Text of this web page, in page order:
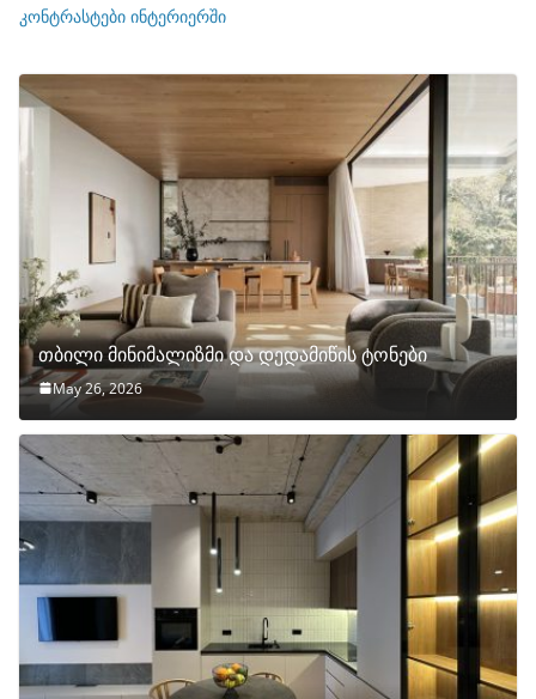
ი
კონტრასტები ინტერიერში
თბილი მინიმალიზმი და დედამიწის ტონები
May 26, 2026